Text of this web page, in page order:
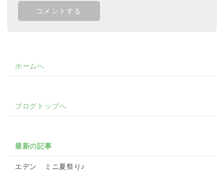
ホームへ
ブログトップへ
最新の記事
エデン ミニ夏祭り♪